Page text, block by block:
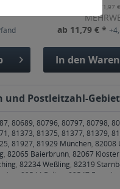
(1,97
ab 11,79 € *
In den
und Postleitzahl-
80689, 80796, 80797, 80798,
81373, 81375, 81377, 81379,
81927, 81929 München, 82008
, 82065 Baierbrunn, 82067
, 82234 Weßling, 82319
82544 Egling 82547